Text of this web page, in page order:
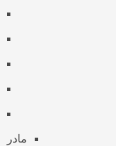
مادر